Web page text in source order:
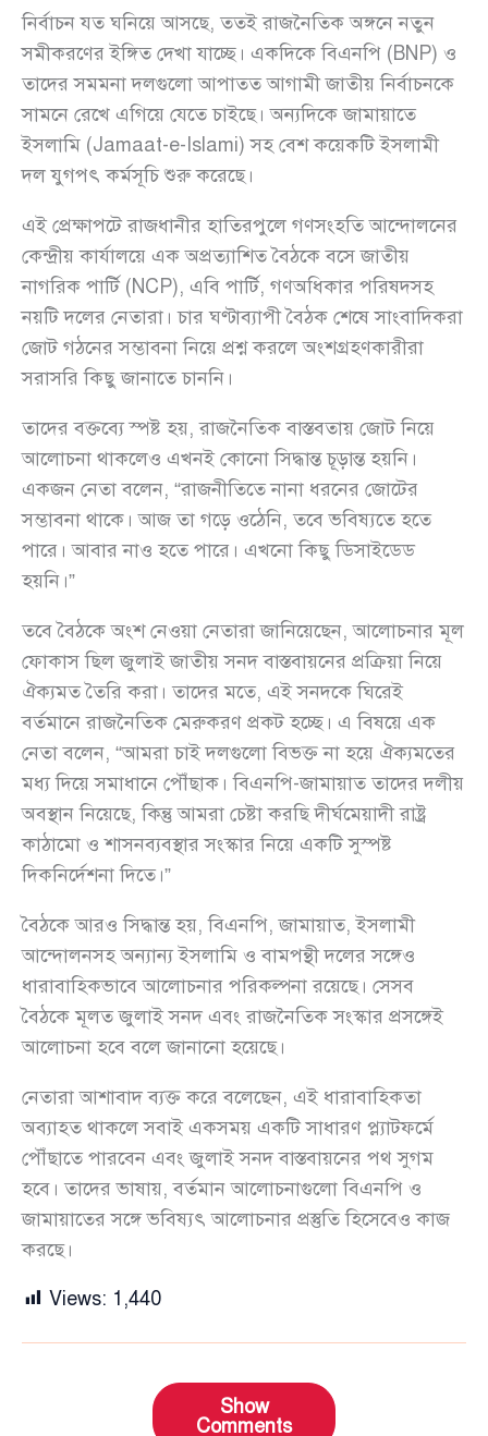
নির্বাচন যত ঘনিয়ে আসছে, ততই রাজনৈতিক অঙ্গনে নতুন
সমীকরণের ইঙ্গিত দেখা যাচ্ছে। একদিকে বিএনপি (BNP) ও
তাদের সমমনা দলগুলো আপাতত আগামী জাতীয় নির্বাচনকে
সামনে রেখে এগিয়ে যেতে চাইছে। অন্যদিকে জামায়াতে
ইসলামি (Jamaat-e-Islami) সহ বেশ কয়েকটি ইসলামী
দল যুগপৎ কর্মসূচি শুরু করেছে।
এই প্রেক্ষাপটে রাজধানীর হাতিরপুলে গণসংহতি আন্দোলনের
কেন্দ্রীয় কার্যালয়ে এক অপ্রত্যাশিত বৈঠকে বসে জাতীয়
নাগরিক পার্টি (NCP), এবি পার্টি, গণঅধিকার পরিষদসহ
নয়টি দলের নেতারা। চার ঘণ্টাব্যাপী বৈঠক শেষে সাংবাদিকরা
জোট গঠনের সম্ভাবনা নিয়ে প্রশ্ন করলে অংশগ্রহণকারীরা
সরাসরি কিছু জানাতে চাননি।
তাদের বক্তব্যে স্পষ্ট হয়, রাজনৈতিক বাস্তবতায় জোট নিয়ে
আলোচনা থাকলেও এখনই কোনো সিদ্ধান্ত চূড়ান্ত হয়নি।
একজন নেতা বলেন, “রাজনীতিতে নানা ধরনের জোটের
সম্ভাবনা থাকে। আজ তা গড়ে ওঠেনি, তবে ভবিষ্যতে হতে
পারে। আবার নাও হতে পারে। এখনো কিছু ডিসাইডেড
হয়নি।”
তবে বৈঠকে অংশ নেওয়া নেতারা জানিয়েছেন, আলোচনার মূল
ফোকাস ছিল জুলাই জাতীয় সনদ বাস্তবায়নের প্রক্রিয়া নিয়ে
ঐক্যমত তৈরি করা। তাদের মতে, এই সনদকে ঘিরেই
বর্তমানে রাজনৈতিক মেরুকরণ প্রকট হচ্ছে। এ বিষয়ে এক
নেতা বলেন, “আমরা চাই দলগুলো বিভক্ত না হয়ে ঐক্যমতের
মধ্য দিয়ে সমাধানে পৌঁছাক। বিএনপি-জামায়াত তাদের দলীয়
অবস্থান নিয়েছে, কিন্তু আমরা চেষ্টা করছি দীর্ঘমেয়াদী রাষ্ট্র
কাঠামো ও শাসনব্যবস্থার সংস্কার নিয়ে একটি সুস্পষ্ট
দিকনির্দেশনা দিতে।”
বৈঠকে আরও সিদ্ধান্ত হয়, বিএনপি, জামায়াত, ইসলামী
আন্দোলনসহ অন্যান্য ইসলামি ও বামপন্থী দলের সঙ্গেও
ধারাবাহিকভাবে আলোচনার পরিকল্পনা রয়েছে। সেসব
বৈঠকে মূলত জুলাই সনদ এবং রাজনৈতিক সংস্কার প্রসঙ্গেই
আলোচনা হবে বলে জানানো হয়েছে।
নেতারা আশাবাদ ব্যক্ত করে বলেছেন, এই ধারাবাহিকতা
অব্যাহত থাকলে সবাই একসময় একটি সাধারণ প্ল্যাটফর্মে
পৌঁছাতে পারবেন এবং জুলাই সনদ বাস্তবায়নের পথ সুগম
হবে। তাদের ভাষায়, বর্তমান আলোচনাগুলো বিএনপি ও
জামায়াতের সঙ্গে ভবিষ্যৎ আলোচনার প্রস্তুতি হিসেবেও কাজ
করছে।
Views: 1,440
Show
Comments